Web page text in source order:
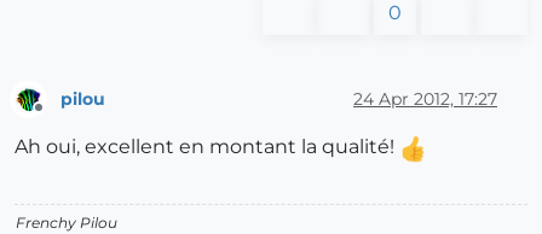
0
pilou 24 Apr 2012, 17:27
Ah oui, excellent en montant la qualité!
Frenchy Pilou